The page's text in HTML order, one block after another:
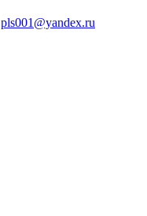
pls001@yandex.ru